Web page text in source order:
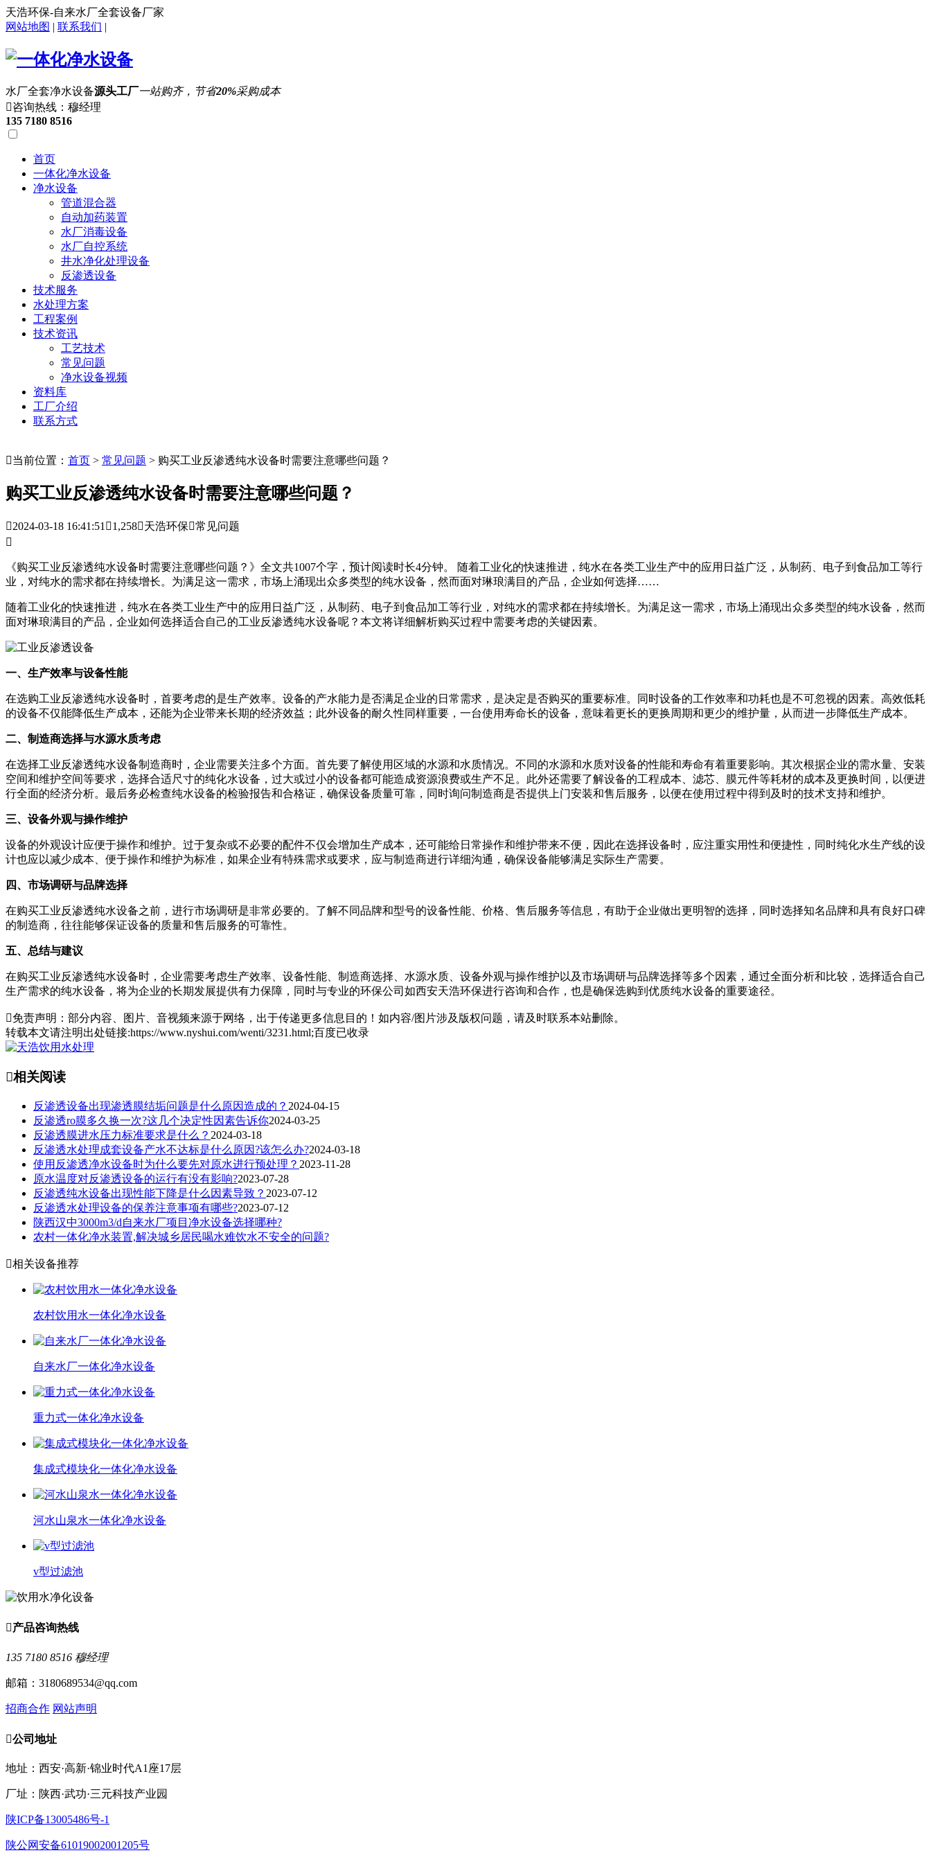
天浩环保-自来水厂全套设备厂家
网站地图 | 联系我们 |
水厂全套净水设备源头工厂一站购齐，节省20%采购成本
咨询热线：穆经理
135 7180 8516
首页
一体化净水设备
净水设备
管道混合器
自动加药装置
水厂消毒设备
水厂自控系统
井水净化处理设备
反渗透设备
技术服务
水处理方案
工程案例
技术资讯
工艺技术
常见问题
净水设备视频
资料库
工厂介绍
联系方式
当前位置： 首页 > 常见问题 > 购买工业反渗透纯水设备时需要注意哪些问题？
购买工业反渗透纯水设备时需要注意哪些问题？
2024-03-18 16:41:51 1,258天浩环保常见问题

《购买工业反渗透纯水设备时需要注意哪些问题？》全文共1007个字，预计阅读时长4分钟。 随着工业化的快速推进，纯水在各类工业生产中的应用日益广泛，从制药、电子到食品加工等行
业，对纯水的需求都在持续增长。为满足这一需求，市场上涌现出众多类型的纯水设备，然而面对琳琅满目的产品，企业如何选择……
随着工业化的快速推进，纯水在各类工业生产中的应用日益广泛，从制药、电子到食品加工等行业，对纯水的需求都在持续增长。为满足这一需求，市场上涌现出众多类型的纯水设备，然而
面对琳琅满目的产品，企业如何选择适合自己的工业反渗透纯水设备呢？本文将详细解析购买过程中需要考虑的关键因素。
一、生产效率与设备性能
在选购工业反渗透纯水设备时，首要考虑的是生产效率。设备的产水能力是否满足企业的日常需求，是决定是否购买的重要标准。同时设备的工作效率和功耗也是不可忽视的因素。高效低耗
的设备不仅能降低生产成本，还能为企业带来长期的经济效益；此外设备的耐久性同样重要，一台使用寿命长的设备，意味着更长的更换周期和更少的维护量，从而进一步降低生产成本。
二、制造商选择与水源水质考虑
在选择工业反渗透纯水设备制造商时，企业需要关注多个方面。首先要了解使用区域的水源和水质情况。不同的水源和水质对设备的性能和寿命有着重要影响。其次根据企业的需水量、安装
空间和维护空间等要求，选择合适尺寸的纯化水设备，过大或过小的设备都可能造成资源浪费或生产不足。此外还需要了解设备的工程成本、滤芯、膜元件等耗材的成本及更换时间，以便进
行全面的经济分析。最后务必检查纯水设备的检验报告和合格证，确保设备质量可靠，同时询问制造商是否提供上门安装和售后服务，以便在使用过程中得到及时的技术支持和维护。
三、设备外观与操作维护
设备的外观设计应便于操作和维护。过于复杂或不必要的配件不仅会增加生产成本，还可能给日常操作和维护带来不便，因此在选择设备时，应注重实用性和便捷性，同时纯化水生产线的设
计也应以减少成本、便于操作和维护为标准，如果企业有特殊需求或要求，应与制造商进行详细沟通，确保设备能够满足实际生产需要。
四、市场调研与品牌选择
在购买工业反渗透纯水设备之前，进行市场调研是非常必要的。了解不同品牌和型号的设备性能、价格、售后服务等信息，有助于企业做出更明智的选择，同时选择知名品牌和具有良好口碑
的制造商，往往能够保证设备的质量和售后服务的可靠性。
五、总结与建议
在购买工业反渗透纯水设备时，企业需要考虑生产效率、设备性能、制造商选择、水源水质、设备外观与操作维护以及市场调研与品牌选择等多个因素，通过全面分析和比较，选择适合自己
生产需求的纯水设备，将为企业的长期发展提供有力保障，同时与专业的环保公司如西安天浩环保进行咨询和合作，也是确保选购到优质纯水设备的重要途径。
免责声明：部分内容、图片、音视频来源于网络，出于传递更多信息目的！如内容/图片涉及版权问题，请及时联系本站删除。
转载本文请注明出处链接:https://www.nyshui.com/wenti/3231.html;百度已收录
相关阅读
反渗透设备出现渗透膜结垢问题是什么原因造成的？ 2024-04-15
反渗透ro膜多久换一次?这几个决定性因素告诉你2024-03-25
反渗透膜进水压力标准要求是什么？ 2024-03-18
反渗透水处理成套设备产水不达标是什么原因?该怎么办?2024-03-18
使用反渗透净水设备时为什么要先对原水进行预处理？ 2023-11-28
原水温度对反渗透设备的运行有没有影响?2023-07-28
反渗透纯水设备出现性能下降是什么因素导致？ 2023-07-12
反渗透水处理设备的保养注意事项有哪些?2023-07-12
陕西汉中3000m3/d自来水厂项目净水设备选择哪种?
农村一体化净水装置,解决城乡居民喝水难饮水不安全的问题?
相关设备推荐
农村饮用水一体化净水设备
自来水厂一体化净水设备
重力式一体化净水设备
集成式模块化一体化净水设备
河水山泉水一体化净水设备
v型过滤池
产品咨询热线
135 7180 8516 穆经理
邮箱：3180689534@qq.com
招商合作 网站声明
公司地址
地址：西安·高新·锦业时代A1座17层
厂址：陕西·武功·三元科技产业园
陕ICP备13005486号-1
陕公网安备61019002001205号